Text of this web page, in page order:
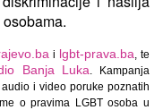
i lgbt-prava.ba, te
Banja Luka. Kampanja
i video poruke poznatih
o pravima LGBT osoba u